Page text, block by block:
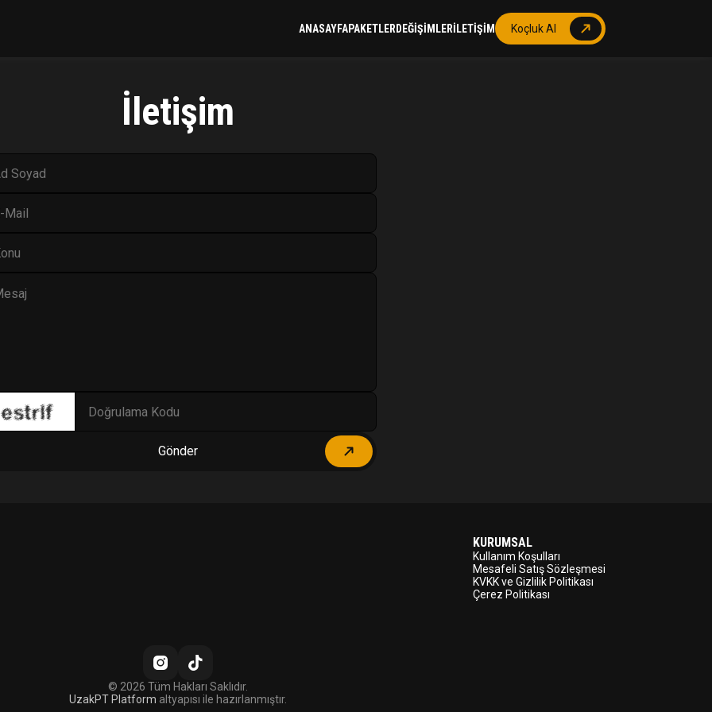
ANASAYFAPAKETLER DEĞİŞİMLERİLETİŞİM Koçluk Al
İletişim
Gönder
KURUMSAL
Kullanım Koşulları
Mesafeli Satış Sözleşmesi
KVKK ve Gizlilik Politikası
Çerez Politikası
© 2026 Tüm Hakları Saklıdır.
UzakPT Platform altyapısı ile hazırlanmıştır.